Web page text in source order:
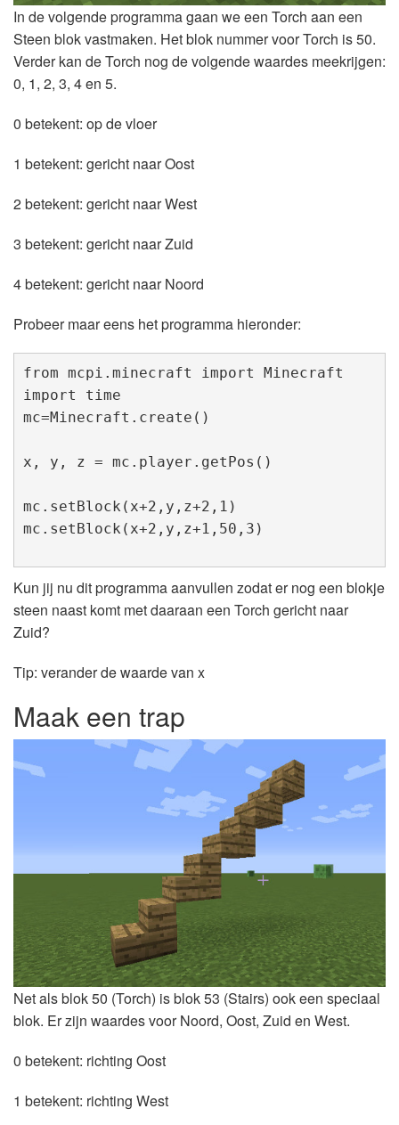
In de volgende programma gaan we een Torch aan een
Steen blok vastmaken. Het blok nummer voor Torch is 50.
Verder kan de Torch nog de volgende waardes meekrijgen:
0, 1, 2, 3, 4 en 5.
0 betekent: op de vloer
1 betekent: gericht naar Oost
2 betekent: gericht naar West
3 betekent: gericht naar Zuid
4 betekent: gericht naar Noord
Probeer maar eens het programma hieronder:
from mcpi.minecraft import Minecraft
import time
mc=Minecraft.create()
x, y, z = mc.player.getPos()
mc.setBlock(x+2,y,z+2,1)
mc.setBlock(x+2,y,z+1,50,3)
Kun jij nu dit programma aanvullen zodat er nog een blokje
steen naast komt met daaraan een Torch gericht naar
Zuid?
Tip: verander de waarde van x
Maak een trap
Net als blok 50 (Torch) is blok 53 (Stairs) ook een speciaal
blok. Er zijn waardes voor Noord, Oost, Zuid en West.
0 betekent: richting Oost
1 betekent: richting West